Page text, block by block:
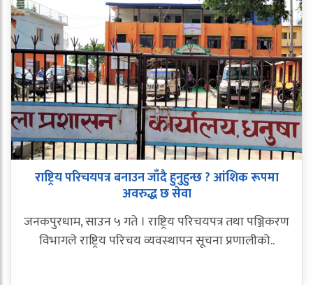
राष्ट्रिय परिचयपत्र बनाउन जाँदै हुनुहुन्छ ? आंशिक रूपमा
अवरुद्ध छ सेवा
जनकपुरधाम, साउन ५ गते । राष्ट्रिय परिचयपत्र तथा पञ्जिकरण
विभागले राष्ट्रिय परिचय व्यवस्थापन सूचना प्रणालीको..